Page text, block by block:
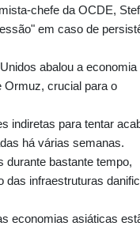
chefe da OCDE,
em caso de
abalou a economia
Ormuz, crucial para o
indiretas para tentar
há várias semanas.
durante bastante tempo,
das infraestruturas
economias asiáticas